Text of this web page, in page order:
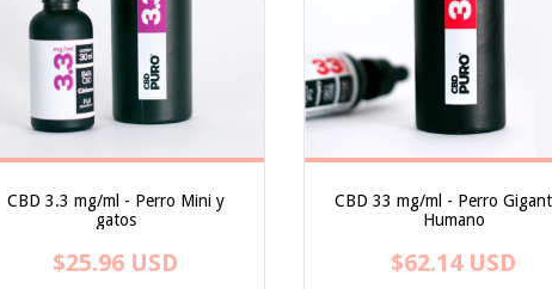
CBD 3.3 mg/ml - Perro Mini y
gatos
$25.96 USD
CBD 33 mg/ml - Perro
Humano
$62.14 USD